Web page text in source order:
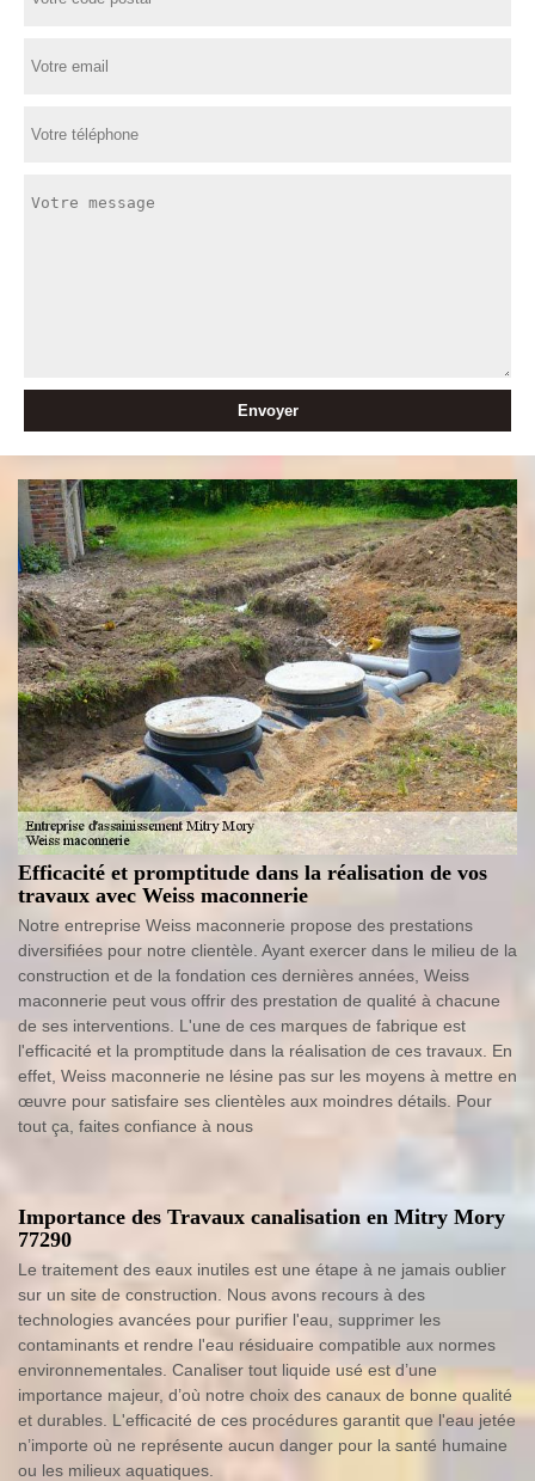
Efficacité et promptitude dans la réalisation de vos
travaux avec Weiss maconnerie
Notre entreprise Weiss maconnerie propose des prestations
diversifiées pour notre clientèle. Ayant exercer dans le milieu de la
construction et de la fondation ces dernières années, Weiss
maconnerie peut vous offrir des prestation de qualité à chacune
de ses interventions. L'une de ces marques de fabrique est
l'efficacité et la promptitude dans la réalisation de ces travaux. En
effet, Weiss maconnerie ne lésine pas sur les moyens à mettre en
œuvre pour satisfaire ses clientèles aux moindres détails. Pour
tout ça, faites confiance à nous
Importance des Travaux canalisation en Mitry Mory
77290
Le traitement des eaux inutiles est une étape à ne jamais oublier
sur un site de construction. Nous avons recours à des
technologies avancées pour purifier l'eau, supprimer les
contaminants et rendre l'eau résiduaire compatible aux normes
environnementales. Canaliser tout liquide usé est d’une
importance majeur, d’où notre choix des canaux de bonne qualité
et durables. L'efficacité de ces procédures garantit que l'eau jetée
n’importe où ne représente aucun danger pour la santé humaine
ou les milieux aquatiques.